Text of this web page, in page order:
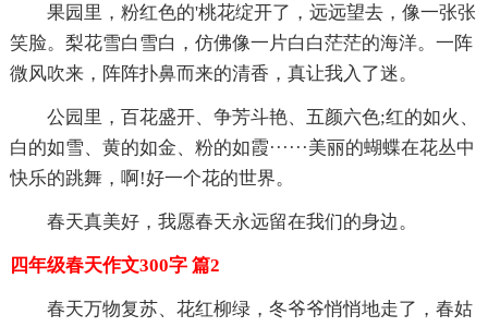
果园里，粉红色的'桃花绽开了，远远望去，像一张张
笑脸。梨花雪白雪白，仿佛像一片白白茫茫的海洋。一阵
微风吹来，阵阵扑鼻而来的清香，真让我入了迷。
公园里，百花盛开、争芳斗艳、五颜六色;红的如火、
白的如雪、黄的如金、粉的如霞······美丽的蝴蝶在花丛中
快乐的跳舞，啊!好一个花的世界。
春天真美好，我愿春天永远留在我们的身边。
四年级春天作文300字 篇2
春天万物复苏、花红柳绿，冬爷爷悄悄地走了，春姑